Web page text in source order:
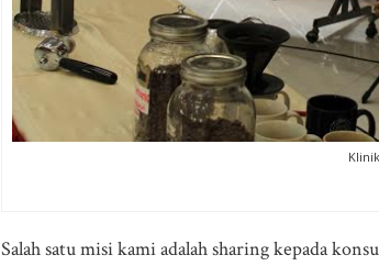
Salah satu misi kami adalah sharing kepada